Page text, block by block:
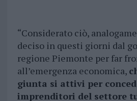
“Considerato ciò,
deciso in questi giorni dal
regione Piemonte per far
all’emergenza economica,
giunta si attivi per
imprenditori del settore